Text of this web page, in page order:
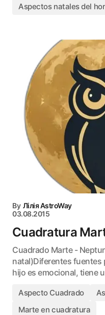
Aspectos natales del
By Лілія AstroWay
03.08.2015
Cuadratura
Cuadrado Marte -
natal)Diferentes fuentes
hijo es emocional, tiene
Aspecto Cuadrado
Marte en cuadratura